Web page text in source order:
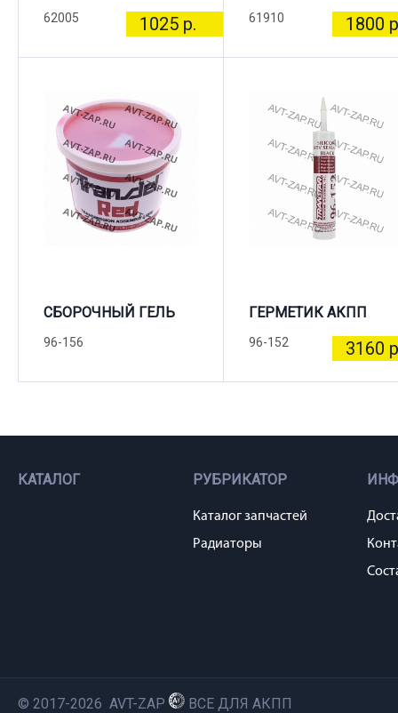
62005 1025 р. 61910 1800
СБОРОЧНЫЙ ГЕЛЬ
96-156
ГЕРМЕТИК АКПП
96-152 3160
КАТАЛОГ РУБРИКАТОР
Каталог запчастей
Радиаторы
© 2017-2026 AVT-ZAP ВСЕ ДЛЯ АКПП